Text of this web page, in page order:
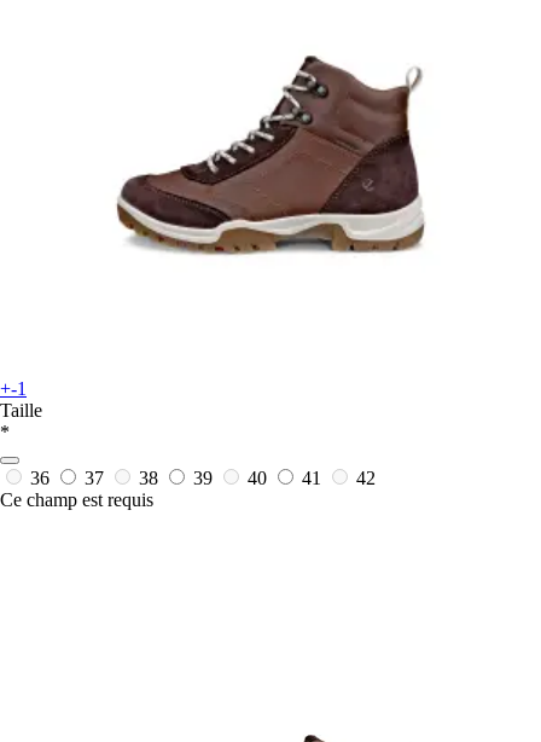
+-1
Taille
*
36 37 38 39 40 41
42
Ce champ est requis